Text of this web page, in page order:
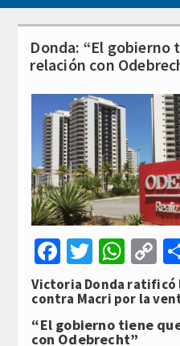
Donda: “El gobierno
relación con
Facebook
Twitter
Victoria Donda ratificó
contra Macri por la
“El gobierno tiene
con Odebrecht”